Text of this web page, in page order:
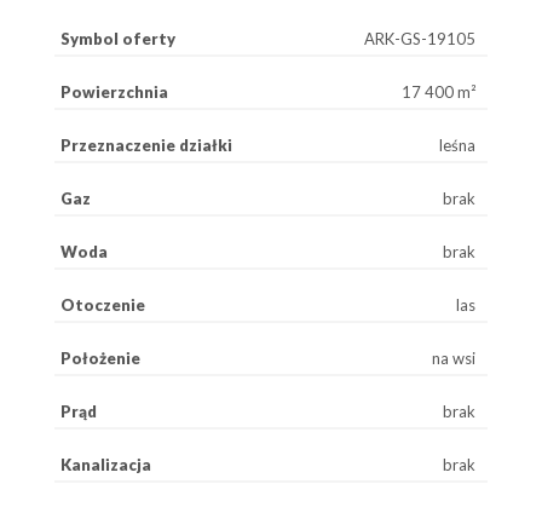
Symbol oferty ARK-GS-19105
Powierzchnia 17 400 m²
Przeznaczenie działki leśna
Gaz brak
Woda brak
Otoczenie las
Położenie na wsi
Prąd brak
Kanalizacja brak